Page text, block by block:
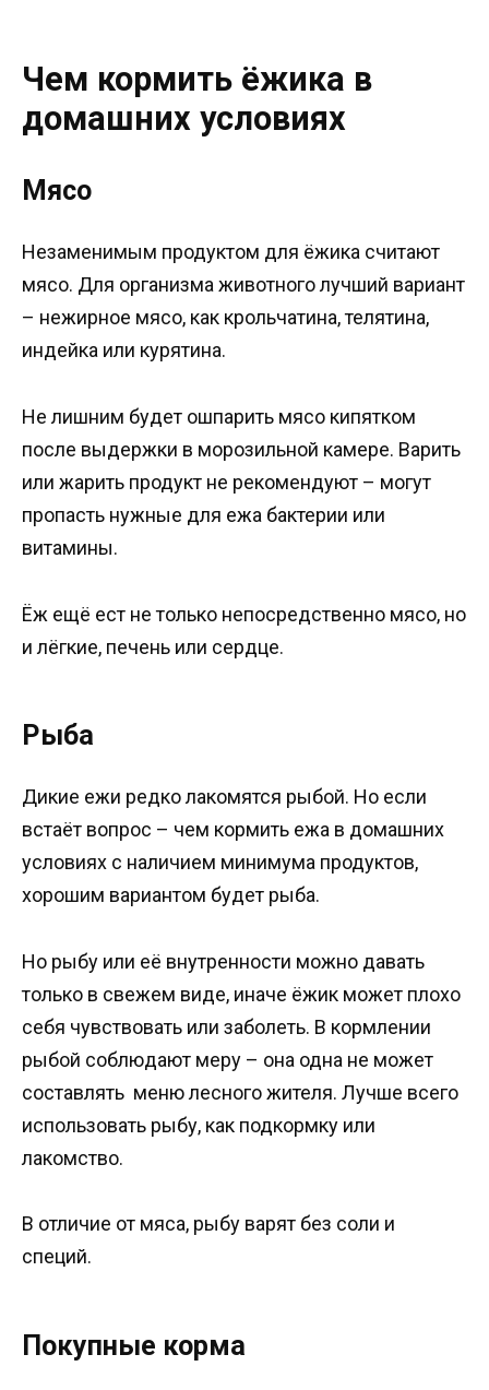
Чем кормить ёжика в
домашних условиях
Мясо
Незаменимым продуктом для ёжика считают
мясо. Для организма животного лучший вариант
– нежирное мясо, как крольчатина, телятина,
индейка или курятина.
Не лишним будет ошпарить мясо кипятком
после выдержки в морозильной камере. Варить
или жарить продукт не рекомендуют – могут
пропасть нужные для ежа бактерии или
витамины.
Ёж ещё ест не только непосредственно мясо, но
и лёгкие, печень или сердце.
Рыба
Дикие ежи редко лакомятся рыбой. Но если
встаёт вопрос – чем кормить ежа в домашних
условиях с наличием минимума продуктов,
хорошим вариантом будет рыба.
Но рыбу или её внутренности можно давать
только в свежем виде, иначе ёжик может плохо
себя чувствовать или заболеть. В кормлении
рыбой соблюдают меру – она одна не может
составлять меню лесного жителя. Лучше всего
использовать рыбу, как подкормку или
лакомство.
В отличие от мяса, рыбу варят без соли и
специй.
Покупные корма